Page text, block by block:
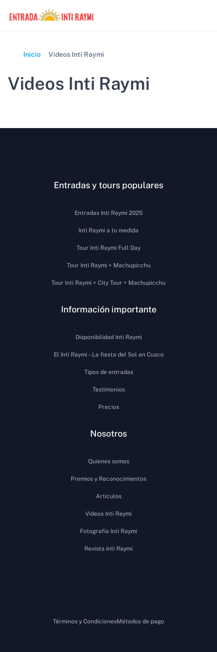
Inicio Videos Inti Raymi
Videos Inti Raymi
Entradas y tours populares
Entradas Inti Raymi 2025
Inti Raymi a tu medida
Tour Inti Raymi Full Day
Tour Inti Raymi + Machupicchu
Tour Inti Raymi + City Tour + Machupicchu
Información importante
Disponibilidad Inti Raymi
El Inti Raymi – La fiesta del Sol en Cusco
Tipos de entradas
Testimonios
Precios
Nosotros
Quienes somos
Premios y Reconocimientos
Articulos
Videos Inti Raymi
Fotografía Inti Raymi
Revista Inti Raymi
Términos y CondicionesMétodos de pago